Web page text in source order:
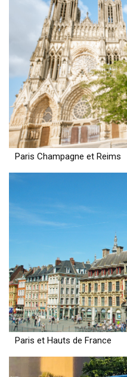
Paris Champagne et Reims
Paris et Hauts de France